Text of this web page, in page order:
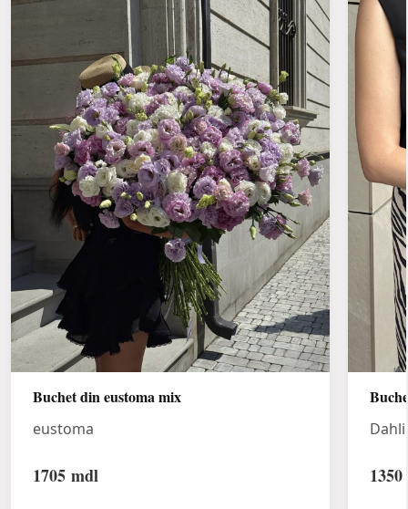
Buchet din eustoma mix
eustoma
1705 mdl 1350